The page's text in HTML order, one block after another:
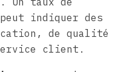
indiquer des
de qualité
client.